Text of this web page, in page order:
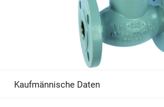
Kaufmännische Daten